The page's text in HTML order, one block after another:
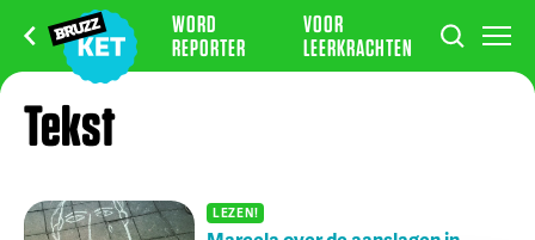
WORD
REPORTER
VOOR
LEERKRACHTEN
Tekst
LEZEN!